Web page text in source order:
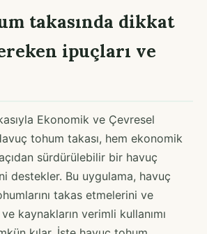
takasında dikkat
ipuçları ve
Ekonomik ve Çevresel
tohum takası, hem ekonomik
sürdürülebilir bir havuç
destekler. Bu uygulama, havuç
takas etmelerini ve
kaynakların verimli kullanımı